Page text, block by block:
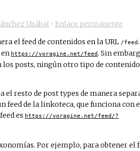
Uzábal • Enlace permanente
el feed de contenidos en la URL /feed.
https://voragine.net/feed. Sin
los posts, ningún otro tipo de
el resto de post types de manera
feed de la linkoteca, que funciona con
es https://voragine.net/feed/?
Por ejemplo, para obtener el